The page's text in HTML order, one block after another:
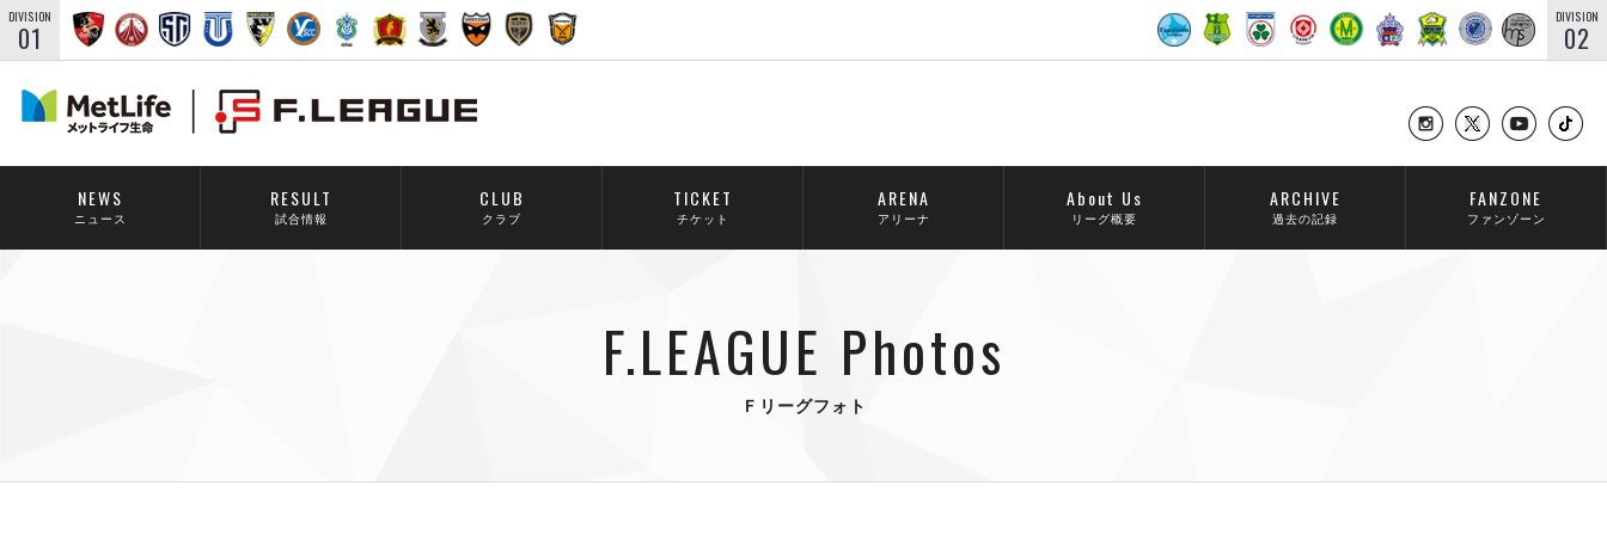
DIVISION
01
DIVISION
02
NEWS
ニュース
RESULT
試合情報
CLUB
クラブ
TICKET
チケット
ARENA
アリーナ
About Us
リーグ概要
ARCHIVE
過去の記録
FANZONE
ファンゾーン
F.LEAGUE Photos
Ｆリーグフォト